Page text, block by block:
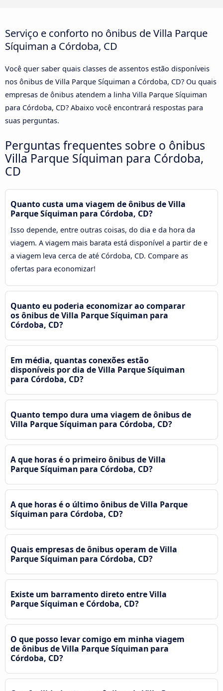
Serviço e conforto no ônibus de Villa Parque
Síquiman a Córdoba, CD
Você quer saber quais classes de assentos estão disponíveis
nos ônibus de Villa Parque Síquiman a Córdoba, CD? Ou quais
empresas de ônibus atendem a linha Villa Parque Síquiman
para Córdoba, CD? Abaixo você encontrará respostas para
suas perguntas.
Perguntas frequentes sobre o ônibus
Villa Parque Síquiman para Córdoba,
CD
Quanto custa uma viagem de ônibus de Villa
Parque Síquiman para Córdoba, CD?
Isso depende, entre outras coisas, do dia e da hora da
viagem. A viagem mais barata está disponível a partir de e
a viagem leva cerca de até Córdoba, CD. Compare as
ofertas para economizar!
Quanto eu poderia economizar ao comparar
os ônibus de Villa Parque Síquiman para
Córdoba, CD?
Em média, quantas conexões estão
disponíveis por dia de Villa Parque Síquiman
para Córdoba, CD?
Quanto tempo dura uma viagem de ônibus de
Villa Parque Síquiman para Córdoba, CD?
A que horas é o primeiro ônibus de Villa
Parque Síquiman para Córdoba, CD?
A que horas é o último ônibus de Villa Parque
Síquiman para Córdoba, CD?
Quais empresas de ônibus operam de Villa
Parque Síquiman para Córdoba, CD?
Existe um barramento direto entre Villa
Parque Síquiman e Córdoba, CD?
O que posso levar comigo em minha viagem
de ônibus de Villa Parque Síquiman para
Córdoba, CD?